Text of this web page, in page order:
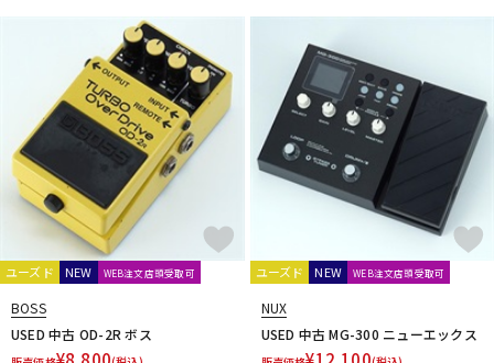
SND(Shun Nokina Design) * L'
SONOMATIC
Soul Power Instruments
SoundBrut
SOURCE AUDIO
Stack strymon
SUBDECAY
Suhr Amps
SUMO STOMP Surfy Industries
SviSound
SYNERGY
T
TASCAM TBCFX TDC
TECH21
Temple Audio Design
the King of Gear
Thermion
TOKYO EFFECTOR
T-REX
TRUETONE
Tru-Fi
U-V
Umbrella Company Union Tube & Transistor
Universal Audio
Univox
unknown Valkyrie Spear VEMURAM
ユーズド NEW WEB注文店頭受取可
BOSS
USED 中古 OD-2R ボス
ユーズド NEW WEB注文店頭受取可
NUX
USED 中古 MG-300 ニューエックス